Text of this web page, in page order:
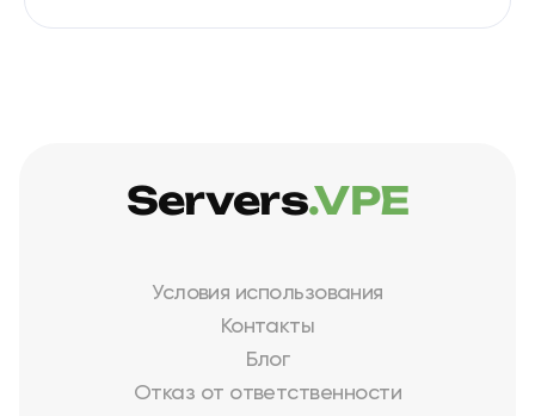
Условия использования
Контакты
Блог
Отказ от ответственности
Servers.VPE